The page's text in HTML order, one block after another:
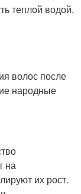
теплой водой.
волос после
народные
на
их рост.